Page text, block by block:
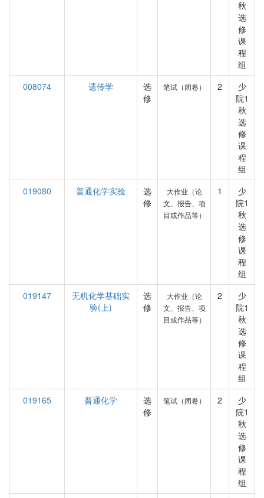
秋
选
修
课
程
组
008074
遗传学
选
修
笔试（闭卷） 2
少
院1
秋
选
修
课
程
组
019080
普通化学实验
选
修
大作业（论
文、报告、项
目或作品等）
1
少
院1
秋
选
修
课
程
组
019147
无机化学基础实
验(上)
选
修
大作业（论
文、报告、项
目或作品等）
2
少
院1
秋
选
修
课
程
组
019165
普通化学
选
修
笔试（闭卷） 2
少
院1
秋
选
修
课
程
组